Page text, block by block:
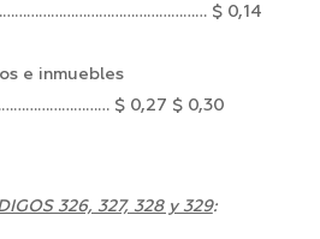
$ 0,14
e inmuebles
$ 0,27 $ 0,30
326, 327, 328 y 329: